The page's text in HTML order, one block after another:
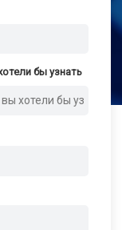
бы узнать